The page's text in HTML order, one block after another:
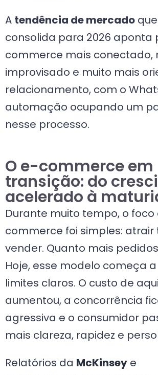
A tendência de mercado
consolida para 2026 aponta
commerce mais conectado,
improvisado e muito mais
relacionamento, com o
automação ocupando um
nesse processo.
O e-commerce em
transição: do
acelerado à
Durante muito tempo, o foco
commerce foi simples: atrair
vender. Quanto mais
Hoje, esse modelo começa
limites claros. O custo de
aumentou, a concorrência
agressiva e o consumidor
mais clareza, rapidez e
Relatórios da McKinsey e